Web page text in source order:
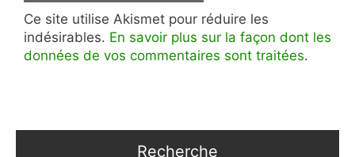
Ce site utilise Akismet pour réduire les
indésirables. En savoir plus sur la façon dont les
données de vos commentaires sont traitées.
Recherche